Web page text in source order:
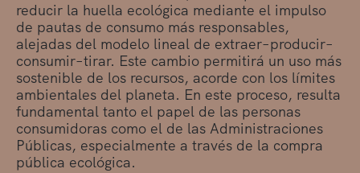
reducir la huella ecológica mediante el impulso
de pautas de consumo más responsables,
alejadas del modelo lineal de extraer–producir–
consumir–tirar. Este cambio permitirá un uso más
sostenible de los recursos, acorde con los límites
ambientales del planeta. En este proceso, resulta
fundamental tanto el papel de las personas
consumidoras como el de las Administraciones
Públicas, especialmente a través de la compra
pública ecológica.